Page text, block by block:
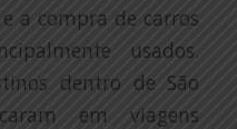
a compra de carros
usados.
dentro de São
em viagens